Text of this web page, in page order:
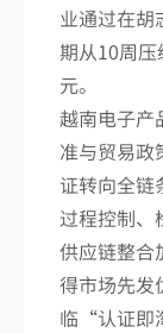
业通过在胡
期从10周
元。
越南电子产
准与贸易政
证转向全链
过程控制、
供应链整合
得市场先发
临“认证即